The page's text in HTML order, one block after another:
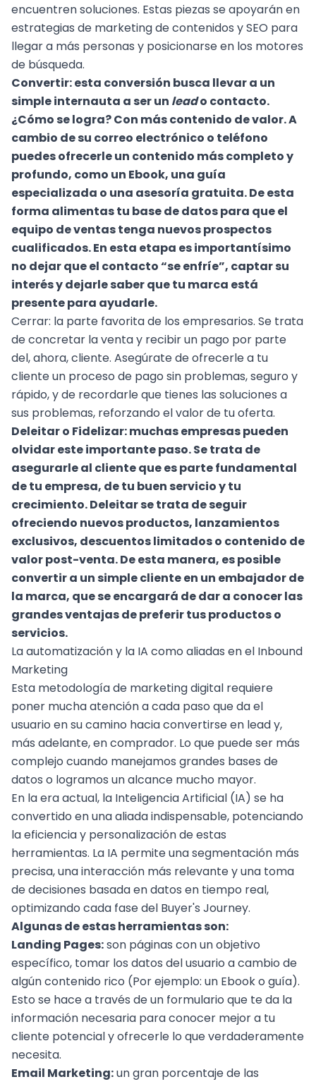
encuentren soluciones. Estas piezas se apoyarán en
estrategias de marketing de contenidos ySEO para
llegar a más personas y posicionarse en los motores
de búsqueda.
Convertir:esta conversión busca llevar a un
simple internauta a ser un leado contacto.
¿Cómo se logra? Con más contenido de valor. A
cambio de su correo electrónico o teléfono
puedes ofrecerle un contenido más completo y
profundo, como un Ebook, una guía
especializada o una asesoría gratuita. De esta
forma alimentas tu base de datos para que el
equipo de ventas tenga nuevos prospectos
cualificados. En esta etapa es importantísimo
no dejar que el contacto “se enfríe”, captar su
interés y dejarle saber que tu marca está
presente para ayudarle.
Cerrar: la parte favorita de los empresarios. Se trata
de concretar la venta y recibir un pago por parte
del, ahora, cliente. Asegúrate de ofrecerle a tu
cliente un proceso de pago sin problemas, seguro y
rápido, y de recordarle que tienes las soluciones a
sus problemas, reforzando el valor de tu oferta.
Deleitar o Fidelizar:muchas empresas pueden
olvidar este importante paso. Se trata de
asegurarle al cliente que es parte fundamental
de tu empresa, de tu buen servicio y tu
crecimiento. Deleitar se trata de seguir
ofreciendo nuevos productos, lanzamientos
exclusivos, descuentos limitados o contenido de
valor post-venta. De esta manera, es posible
convertir a un simple cliente en un embajador de
la marca, que se encargará de dar a conocer las
grandes ventajas de preferir tus productos o
servicios.
La automatización y la IA como aliadas en el Inbound
Marketing
Esta metodología de marketing digital requiere
poner mucha atención a cada paso que da el
usuario en su camino hacia convertirse en lead y,
más adelante, en comprador. Lo que puede ser más
complejo cuando manejamos grandes bases de
datos o logramos un alcance mucho mayor.
En la era actual, la Inteligencia Artificial (IA) se ha
convertido en una aliada indispensable, potenciando
la eficiencia y personalización de estas
herramientas. La IA permite una segmentación más
precisa, una interacción más relevante y una toma
de decisiones basada en datos en tiempo real,
optimizando cada fase del Buyer's Journey.
Algunas de estas herramientas son:
Landing Pages:son páginas con un objetivo
específico, tomar los datos del usuario a cambio de
algún contenido rico (Por ejemplo: un Ebook o guía).
Esto se hace a través de un formulario que te da la
información necesaria para conocer mejor a tu
cliente potencial y ofrecerle lo que verdaderamente
necesita.
Email Marketing:un gran porcentaje de las